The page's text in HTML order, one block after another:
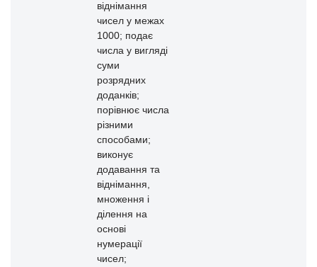
віднімання
чисел у межах
1000; подає
числа у вигляді
суми
розрядних
доданків;
порівнює числа
різними
способами;
виконує
додавання та
віднімання,
множення і
ділення на
основі
нумерації
чисел;